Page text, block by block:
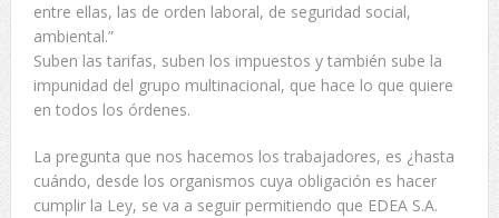
entre ellas, las de orden laboral, de seguridad social,
ambiental.”
Suben las tarifas, suben los impuestos y también sube la
impunidad del grupo multinacional, que hace lo que quiere
en todos los órdenes.
La pregunta que nos hacemos los trabajadores, es ¿hasta
cuándo, desde los organismos cuya obligación es hacer
cumplir la Ley, se va a seguir permitiendo que EDEA S.A.